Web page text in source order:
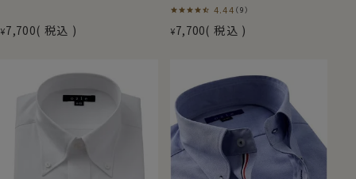
¥7,700 税込
4.44 （9）
¥7,700 税込